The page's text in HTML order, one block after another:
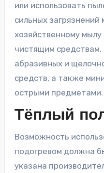
или использовать
сильных
хозяйственному
чистящим
абразивных и
средств, а также
острыми предметами.
Тёплый
Возможность
подогревом должна
указана